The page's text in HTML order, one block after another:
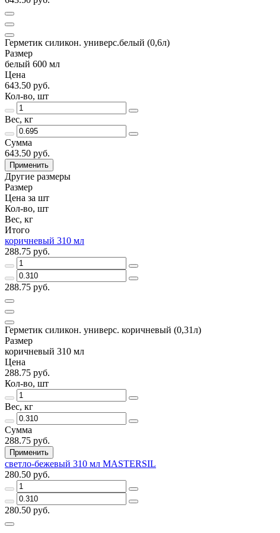
Герметик силикон. универс.белый (0,6л)
Размер
белый 600 мл
Цена
643.50 руб.
Кол-во, шт
Вес, кг
Сумма
643.50 руб.
Применить
Другие размеры
Размер
Цена за шт
Кол-во, шт
Вес, кг
Итого
коричневый 310 мл
288.75 руб.
288.75 руб.
Герметик силикон. универс. коричневый (0,31л)
Размер
коричневый 310 мл
Цена
288.75 руб.
Кол-во, шт
Вес, кг
Сумма
288.75 руб.
Применить
светло-бежевый 310 мл MASTERSIL
280.50 руб.
280.50 руб.